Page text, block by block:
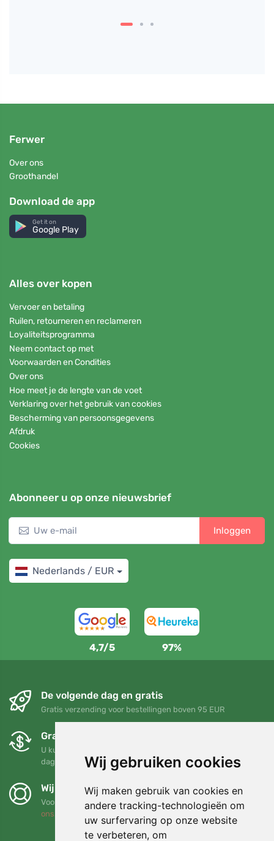
Wij gebruiken cookies
Wij maken gebruik van cookies en
andere tracking-technologieën om
uw surfervaring op onze website
te verbeteren, om
Ferwer
Over ons
Groothandel
Download de app
Get it on
Google Play
Alles over kopen
Vervoer en betaling
Ruilen, retourneren en reclameren
Loyaliteitsprogramma
Neem contact op met
Voorwaarden en Condities
Over ons
Hoe meet je de lengte van de voet
Verklaring over het gebruik van cookies
Bescherming van persoonsgegevens
Afdruk
Cookies
Abonneer u op onze nieuwsbrief
Inloggen
Nederlands / EUR
4,7/5 97%
De volgende dag en gratis
Gratis verzending voor bestellingen boven 95 EUR
Gratis ruilen en retourneren
U kunt uw bestelling op elk gewenst moment binnen 90
dagen retourneren of ruilen
Wij steunen Trees.org
Voor elke bestelling planten we een boom! Lees meer Over
ons